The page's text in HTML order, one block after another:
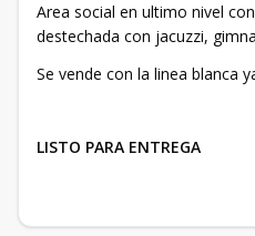
Area social en ultimo nivel
destechada con jacuzzi,
Se vende con la linea blanca
LISTO PARA ENTREGA